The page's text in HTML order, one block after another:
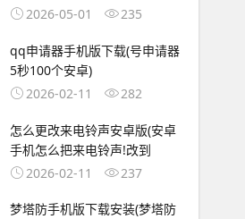
2026-05-01
235
qq申请器手机版下载(号申请器
5秒100个安卓)
2026-02-11
282
怎么更改来电铃声安卓版(安卓
手机怎么把来电铃声!改到
2026-02-11
237
梦塔防手机版下载安装(梦塔防